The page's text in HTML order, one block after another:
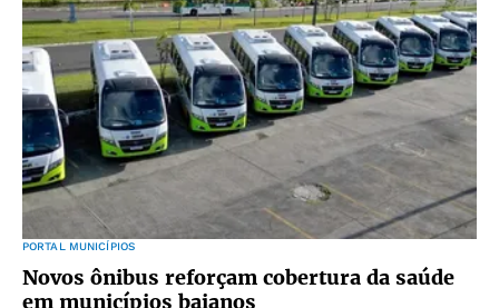
PORTAL MUNICÍPIOS
Novos ônibus reforçam cobertura da saúde
em municípios baianos